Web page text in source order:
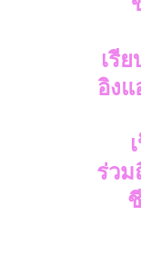
เรี
อิงแ
ร่ว